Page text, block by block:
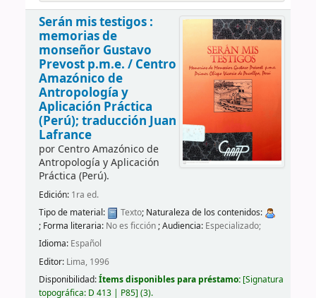
Serán mis testigos :
memorias de
monseñor Gustavo
Prevost p.m.e. / Centro
Amazónico de
Antropología y
Aplicación Práctica
(Perú); traducción Juan
Lafrance
por Centro Amazónico de
Antropología y Aplicación
Práctica (Perú).
Edición: 1ra ed.
Tipo de material:
Texto; Naturaleza de los contenidos:
; Forma literaria: No es ficción; Audiencia: Especializado;
Idioma: Español
Editor: Lima, 1996
Disponibilidad:Ítems disponibles para préstamo: Signatura
topográfica: D 413 | P85 (3).